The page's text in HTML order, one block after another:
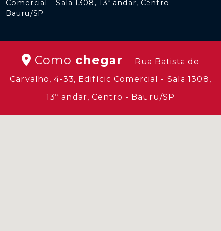
Comercial - Sala 1308, 13º andar, Centro -
Bauru/SP
Como chegar
Rua Batista de
Carvalho, 4-33, Edifício Comercial - Sala 1308,
13º andar, Centro - Bauru/SP